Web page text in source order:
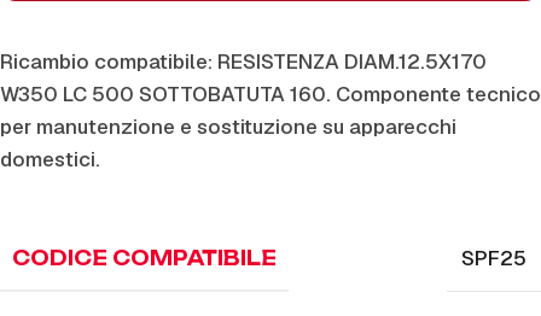
Ricambio compatibile: RESISTENZA DIAM.12.5X170
W350 LC 500 SOTTOBATUTA 160. Componente tecnico
per manutenzione e sostituzione su apparecchi
domestici.
CODICE COMPATIBILE SPF25